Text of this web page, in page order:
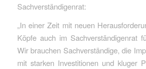
Sachverständigenrat:
„In einer Zeit mit neuen
Köpfe auch im Sachverständigenrat
Wir brauchen Sachverständige, die
mit starken Investitionen und kluger